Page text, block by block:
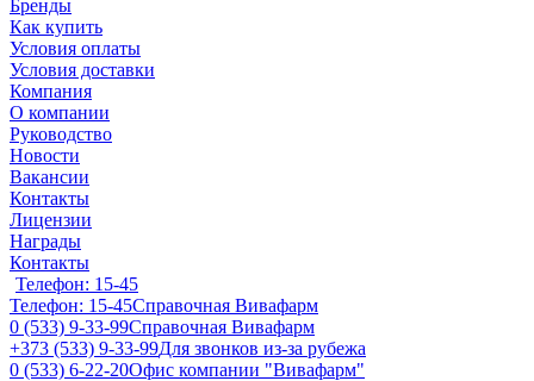
Бренды
Как купить
Условия оплаты
Условия доставки
Компания
О компании
Руководство
Новости
Вакансии
Контакты
Лицензии
Награды
Контакты
Телефон: 15-45
Телефон: 15-45Справочная Вивафарм
0 (533) 9-33-99Справочная Вивафарм
+373 (533) 9-33-99Для звонков из-за рубежа
0 (533) 6-22-20Офис компании "Вивафарм"